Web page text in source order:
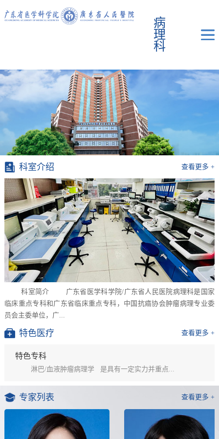
病
理
科
科室介绍 查看更多 +
科室简介 广东省医学科学院/广东省人民医院病理科是国家
临床重点专科和广东省临床重点专科，中国抗癌协会肿瘤病理专业委
员会主委单位，广...
特色医疗 查看更多 +
特色专科
淋巴/血液肿瘤病理学 是具有一定实力并重点...
专家列表 查看更多 +